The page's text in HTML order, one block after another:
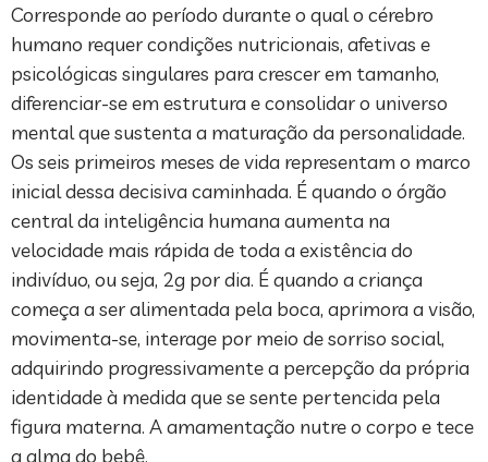
Corresponde ao período durante o qual o cérebro
humano requer condições nutricionais, afetivas e
psicológicas singulares para crescer em tamanho,
diferenciar-se em estrutura e consolidar o universo
mental que sustenta a maturação da personalidade.
Os seis primeiros meses de vida representam o marco
inicial dessa decisiva caminhada. É quando o órgão
central da inteligência humana aumenta na
velocidade mais rápida de toda a existência do
indivíduo, ou seja, 2g por dia. É quando a criança
começa a ser alimentada pela boca, aprimora a visão,
movimenta-se, interage por meio de sorriso social,
adquirindo progressivamente a percepção da própria
identidade à medida que se sente pertencida pela
figura materna. A amamentação nutre o corpo e tece
a alma do bebê.